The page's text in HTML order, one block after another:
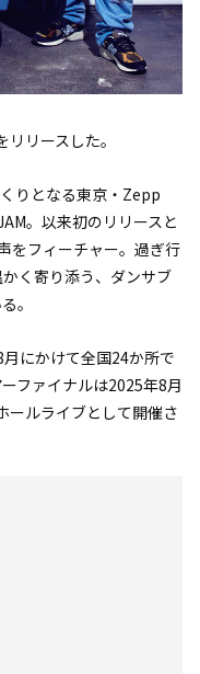
リースした。
りとなる東京・Zepp
。以来初のリリースと
をフィーチャー。過ぎ行
く寄り添う、ダンサブ
。
にかけて全国24か所で
ファイナルは2025年8月
ールライブとして開催さ